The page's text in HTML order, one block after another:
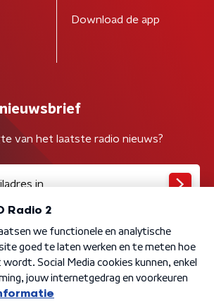
Download de app
nieuwsbrief
van het laatste radio nieuws?